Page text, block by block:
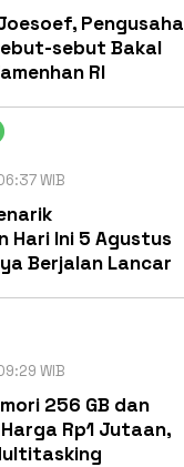
Pengusaha
sebut Bakal
RI
WIB
Hari Ini 5 Agustus
Berjalan Lancar
WIB
256 GB dan
Rp1 Jutaan,